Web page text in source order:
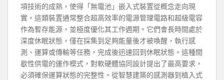
項技術的成熟，使得「無電池」嵌入式裝置從概念走向現
實。這類裝置通常整合超高效率的電源管理電路和超級電容
作為暫存能源，並極度優化其工作週期。它們會長時間處於
深度休眠狀態，僅在採集到足夠能量後才被喚醒，執行感
測、運算或傳輸等任務，完成後迅速回到休眠狀態。這種間
歇性供電的運作模式，對軟硬體協同設計提出了最高要求，
必須確保運算狀態的完整性。從智慧建築的感測器到植入式